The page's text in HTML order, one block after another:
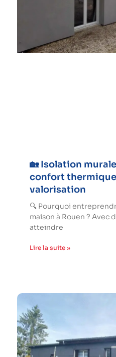
🏡 Isolation
confort
valorisation
🔍 Pourquoi
maison à Rouen ? Avec
atteindre
Lire la suite »